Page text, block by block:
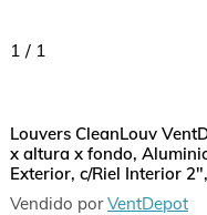
1 / 1
Louvers CleanLouv
x altura x fondo,
Exterior, c/Riel Interior
Vendido porVentDepot